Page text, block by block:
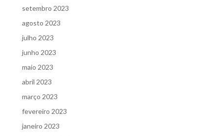
setembro 2023
agosto 2023
julho 2023
junho 2023
maio 2023
abril 2023
março 2023
fevereiro 2023
janeiro 2023